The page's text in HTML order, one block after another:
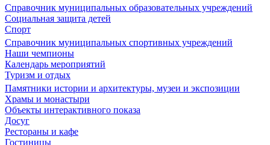
Справочник муниципальных образовательных учреждений
Социальная защита детей
Спорт
Справочник муниципальных спортивных учреждений
Наши чемпионы
Календарь мероприятий
Туризм и отдых
Памятники истории и архитектуры, музеи и экспозиции
Храмы и монастыри
Объекты интерактивного показа
Досуг
Рестораны и кафе
Гостиницы